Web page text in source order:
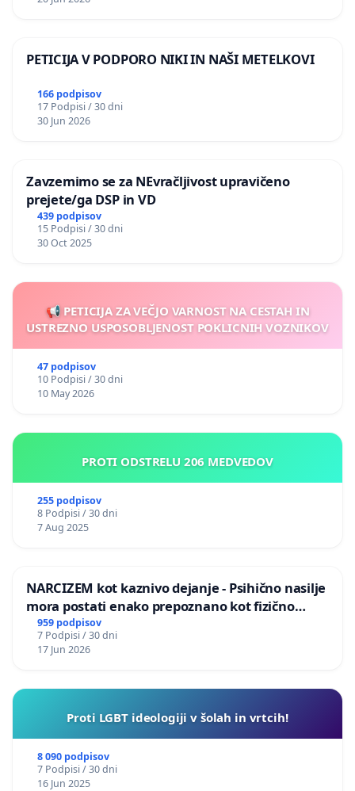
PETICIJA V PODPORO NIKI IN NAŠI METELKOVI
166 podpisov
17 Podpisi / 30 dni
30 Jun 2026
Zavzemimo se za NEvračljivost upravičeno
prejete/ga DSP in VD
439 podpisov
15 Podpisi / 30 dni
30 Oct 2025
📢 PETICIJA ZA VEČJO VARNOST NA CESTAH IN
USTREZNO USPOSOBLJENOST POKLICNIH VOZNIKOV
47 podpisov
10 Podpisi / 30 dni
10 May 2026
PROTI ODSTRELU 206 MEDVEDOV
255 podpisov
8 Podpisi / 30 dni
7 Aug 2025
NARCIZEM kot kaznivo dejanje - Psihično nasilje
mora postati enako prepoznano kot fizično
nasilje
959 podpisov
7 Podpisi / 30 dni
17 Jun 2026
Proti LGBT ideologiji v šolah in vrtcih!
8 090 podpisov
7 Podpisi / 30 dni
16 Jun 2025